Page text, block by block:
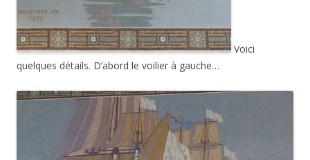
Voici
quelques détails. D’abord le voilier à gauche…